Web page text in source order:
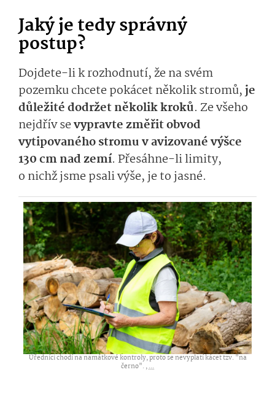
Jaký je tedy správný
postup?
Dojdete-li k rozhodnutí, že na svém
pozemku chcete pokácet několik stromů, je
důležité dodržet několik kroků. Ze všeho
nejdřív sevypravte změřit obvod
vytipovaného stromu v avizované výšce
130 cm nad zemí. Přesáhne-li limity,
o nichž jsme psali výše, je to jasné.
Úředníci chodí na namátkové kontroly, proto se nevyplatí kácet tzv. "na
černo". ,...